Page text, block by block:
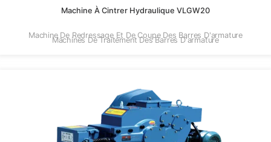
Machine À Cintrer Hydraulique VLGW20
Machine De Redressage Et De Coupe Des Barres D'armature
Machines De Traitement Des Barres D'armature